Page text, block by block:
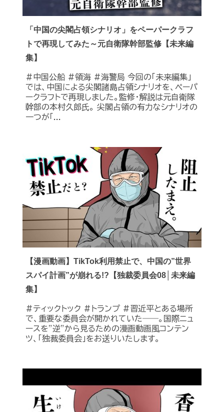
「中国の尖閣占領シナリオ」をペーパークラフ
トで再現してみた～元自衛隊幹部監修【未来編
集】
#中国公船 #領海 #海警局 今回の「未来編集」
では、中国による尖閣諸島占領シナリオを、ペーパ
ークラフトで再現しました。監修・解説は元自衛隊
幹部の本村久郎氏。 尖閣占領の有力なシナリオの
一つが「...
【漫画動画】TikTok利用禁止で、中国の”世界
スパイ計画”が崩れる!?【独裁委員会08│未来編
集】
#ティックトック #トランプ #習近平とある場所
で、重要な委員会が開かれていた――。国際ニュ
ースを”逆”から見るための漫画動画風コンテン
ツ、「独裁委員会」をお送りいたします。